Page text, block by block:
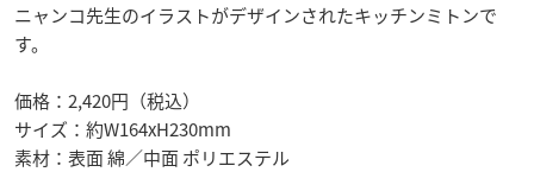
ニャンコ先生のイラストがデザインされたキッチンミトンで
す。
価格：2,420円（税込）
サイズ：約W164xH230mm
素材：表面 綿／中面 ポリエステル